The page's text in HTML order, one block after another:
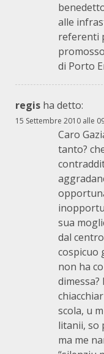
alle
referenti
di Porto
regis ha detto:
15 Settembre 2010 alle
Caro
tanto?
sua
dal
cospicuo
non ha
dimessa?
scola, u
litanii, so
ma me